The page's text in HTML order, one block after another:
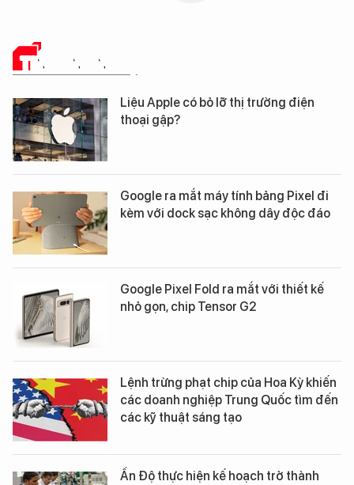
TIN CÔNG NGHỆ
Liệu Apple có bỏ lỡ thị trường điện
thoại gập?
Google ra mắt máy tính bảng Pixel đi
kèm với dock sạc không dây độc đáo
Google Pixel Fold ra mắt với thiết kế
nhỏ gọn, chip Tensor G2
Lệnh trừng phạt chip của Hoa Kỳ khiến
các doanh nghiệp Trung Quốc tìm đến
các kỹ thuật sáng tạo
Ấn Độ thực hiện kế hoạch trở thành